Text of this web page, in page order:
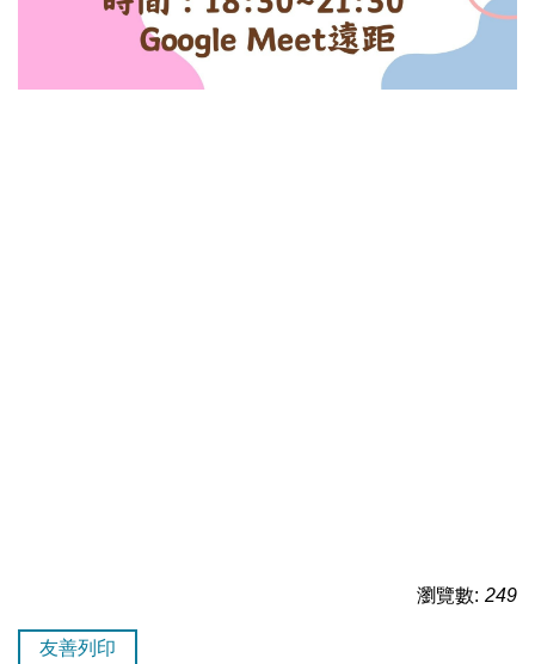
瀏覽數: 249
友善列印